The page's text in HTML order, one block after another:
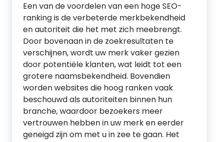
Een van de voordelen van een hoge SEO-
ranking is de verbeterde merkbekendheid
en autoriteit die het met zich meebrengt.
Door bovenaan in de zoekresultaten te
verschijnen, wordt uw merk vaker gezien
door potentiële klanten, wat leidt tot een
grotere naamsbekendheid. Bovendien
worden websites die hoog ranken vaak
beschouwd als autoriteiten binnen hun
branche, waardoor bezoekers meer
vertrouwen hebben in uw merk en eerder
geneigd zijn om met u in zee te gaan. Het